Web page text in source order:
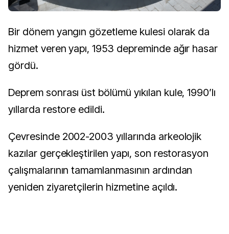
Bir dönem yangın gözetleme kulesi olarak da
hizmet veren yapı, 1953 depreminde ağır hasar
gördü.
Deprem sonrası üst bölümü yıkılan kule, 1990’lı
yıllarda restore edildi.
Çevresinde 2002-2003 yıllarında arkeolojik
kazılar gerçekleştirilen yapı, son restorasyon
çalışmalarının tamamlanmasının ardından
yeniden ziyaretçilerin hizmetine açıldı.